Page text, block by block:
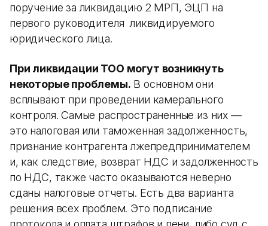
поручение за ликвидацию 2 МРП, ЭЦП на
первого руководителя ликвидируемого
юридического лица.
При ликвидации ТОО могут возникнуть
некоторые проблемы. В основном они
всплывают при проведении камерального
контроля. Самые распространенные из них —
это налоговая или таможенная задолженность,
признание контрагента лжепредпринимателем
и, как следствие, возврат НДС и задолженность
по НДС, также часто оказываются неверно
сданы налоговые отчеты. Есть два варианта
решения всех проблем. Это подписание